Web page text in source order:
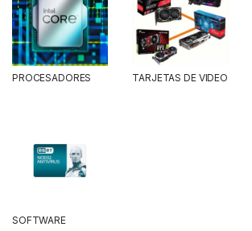
PROCESADORES TARJETAS DE VIDEO
SOFTWARE